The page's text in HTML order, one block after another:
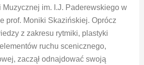
Muzycznej im. I.J. Paderewskiego w
prof. Moniki Skazińskiej. Oprócz
z zakresu rytmiki, plastyki
ruchu scenicznego,
zaczął odnajdować swoją